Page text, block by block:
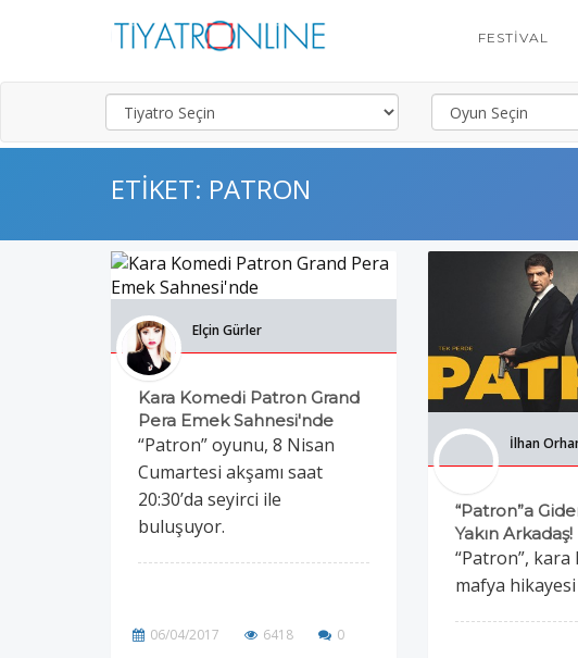
FESTIVAL
ETIKET: PATRON
Elçin Gürler
Kara Komedi Patron Grand
Pera Emek Sahnesi'nde
“Patron” oyunu, 8 Nisan
Cumartesi akşamı saat
20:30’da seyirci ile
buluşuyor.
06/04/2017 6418 0
İlhan
“Patron”a
Yakın Arkadaş!
“Patron”,
mafya hikayesi